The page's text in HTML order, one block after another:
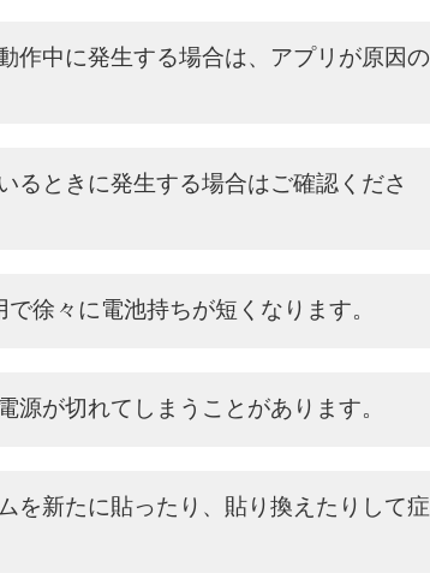
作中に発生する場合は、アプリが原因の
るときに発生する場合はご確認くださ
徐々に電池持ちが短くなります。
が切れてしまうことがあります。
を新たに貼ったり、貼り換えたりして症